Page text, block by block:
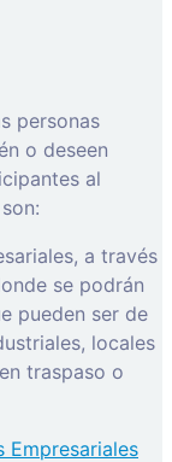
personas
o deseen
al
a través
se podrán
pueden ser de
locales
traspaso o
Empresariales